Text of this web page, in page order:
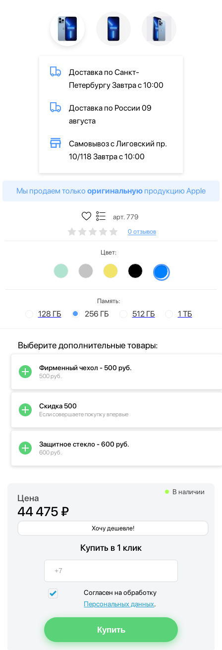
Доставка по Санкт-
Петербургу Завтра с 10:00
Доставка по России 09
августа
Самовывоз с Лиговский пр.
10/118 Завтра с 10:00
Мы продаем только оригинальную продукцию Apple
арт. 779
0 отзывов
Цвет:
Память:
128 ГБ 256 ГБ 512 ГБ 1 ТБ
Цена
44 475 ₽
Хочу дешевле!
В наличии
Купить в 1 клик
Согласен на обработку
Персональных данных.
Выберите дополнительные товары:
Фирменный чехол - 500 руб.
500 руб.
Скидка 500
Если совершаете покупку впервые
Защитное стекло - 600 руб.
600 руб.